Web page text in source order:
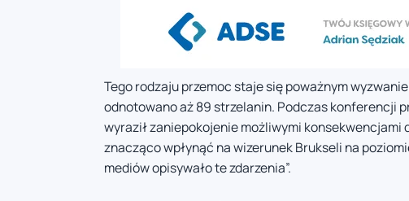
Tego rodzaju przemoc staje się poważnym
odnotowano aż 89 strzelanin. Podczas konferencji
wyraził zaniepokojenie możliwymi
znacząco wpłynąć na wizerunek Brukseli na
mediów opisywało te zdarzenia”.